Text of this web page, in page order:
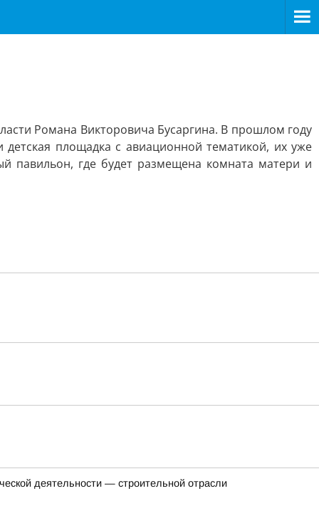
Романа Викторовича Бусаргина. В прошлом году
детская площадка с авиационной тематикой, их уже
павильон, где будет размещена комната матери и
деятельности — строительной отрасли